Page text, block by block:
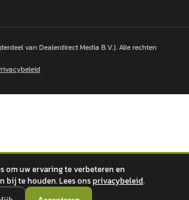
om uw ervaring te verbeteren en
bij te houden. Lees onsprivacybeleid.
van Dealerdirect Media B.V.). Alle rechten